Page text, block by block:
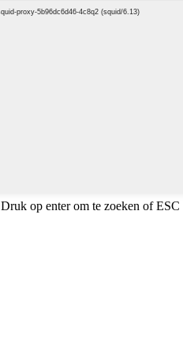
Druk op enter om te zoeken of ESC